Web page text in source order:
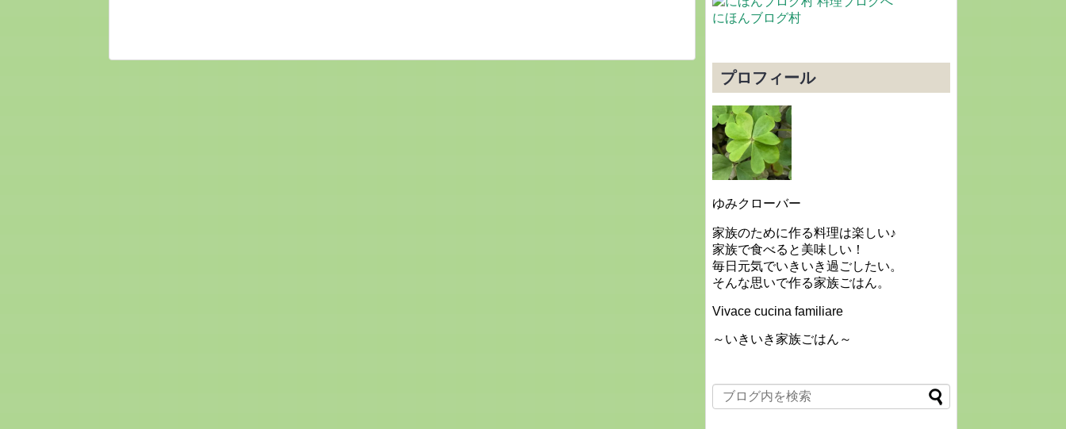
にほんブログ村
プロフィール
ゆみクローバー
家族のために作る料理は楽しい♪
家族で食べると美味しい！
毎日元気でいきいき過ごしたい。
そんな思いで作る家族ごはん。
Vivace cucina familiare
～いきいき家族ごはん～